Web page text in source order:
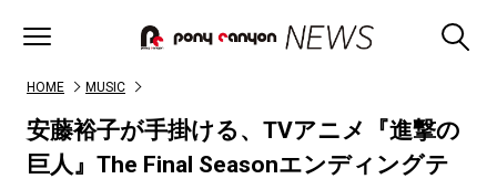
HOME MUSIC
安藤裕子が手掛ける、TVアニメ『進撃の
巨人』The Final Seasonエンディングテ